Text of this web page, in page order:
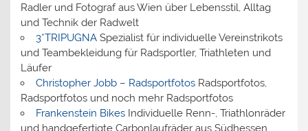
Radler und Fotograf aus Wien über Lebensstil, Alltag
und Technik der Radwelt
3*TRIPUGNASpezialist für individuelle Vereinstrikots
und Teambekleidung für Radsportler, Triathleten und
Läufer
Christopher Jobb – RadsportfotosRadsportfotos,
Radsportfotos und noch mehr Radsportfotos
Frankenstein BikesIndividuelle Renn-, Triathlonräder
und handgefertigte Carbonlaufräder aus Südhessen